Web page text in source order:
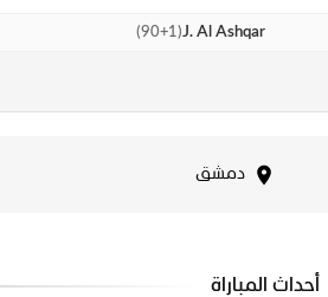
J. Al Ashqar
(
90+1
)
دمشق
أحداث المباراة